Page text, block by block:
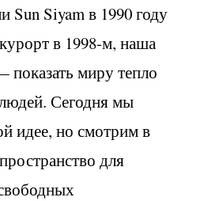
Sun Siyam в 1990 году
в 1998-м, наша
показать миру тепло
Сегодня мы
идее, но смотрим в
для